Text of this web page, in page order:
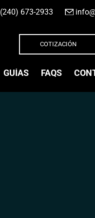
(240) 673-2933
COTIZACIÓN
GUÍAS FAQS